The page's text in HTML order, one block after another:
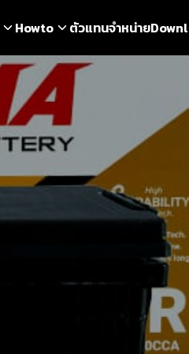
Howto ตัวแทนจำหน่าย